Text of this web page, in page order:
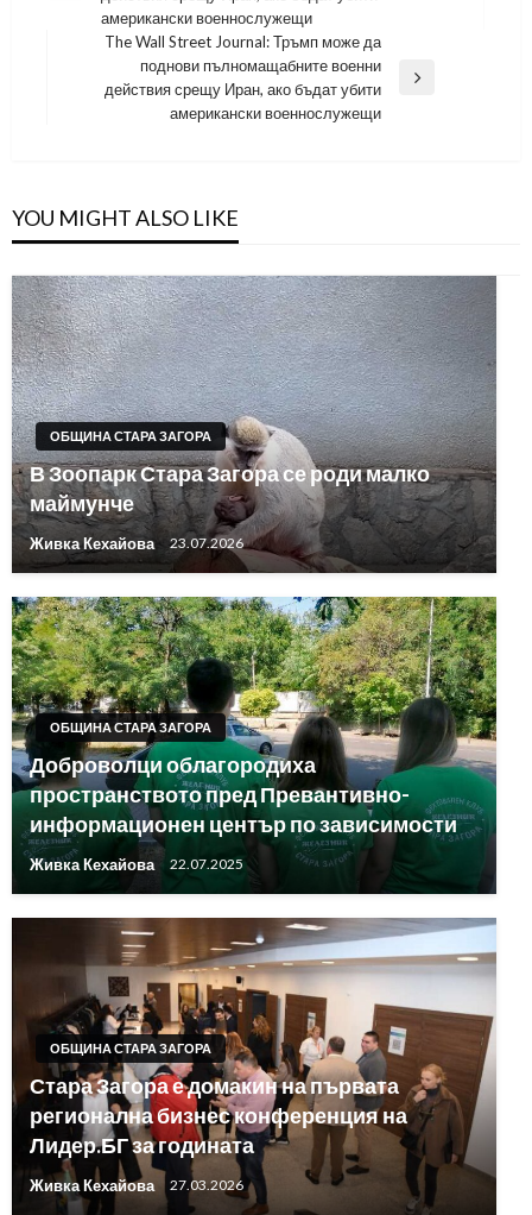
американски военнослужещи
The Wall Street Journal: Тръмп може да
поднови пълномащабните военни
действия срещу Иран, ако бъдат убити
американски военнослужещи
YOU MIGHT ALSO LIKE
ОБЩИНА СТАРА ЗАГОРА
В Зоопарк Стара Загора се роди малко
маймунче
Живка Кехайова 23.07.2026
ОБЩИНА СТАРА ЗАГОРА
Доброволци облагородиха
пространството пред Превантивно-
информационен център по зависимости
Живка Кехайова 22.07.2025
ОБЩИНА СТАРА ЗАГОРА
Стара Загора е домакин на първата
регионална бизнес конференция на
Лидер.БГ за годината
Живка Кехайова 27.03.2026